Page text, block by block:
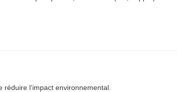
l’impact environnemental.